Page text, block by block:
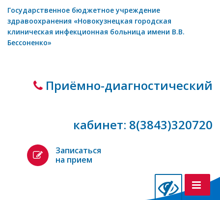
Государственное бюджетное учреждение
здравоохранения «Новокузнецкая городская
клиническая инфекционная больница имени В.В.
Бессоненко»
Приёмно-диагностический
кабинет: 8(3843)320720
Записаться
на прием